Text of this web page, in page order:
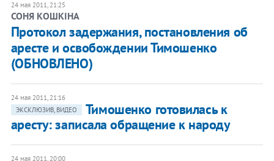
24 мая 2011, 21:25
СОНЯ КОШКІНА
Протокол задержания, постановления об
аресте и освобождении Тимошенко
(ОБНОВЛЕНО)
24 мая 2011, 21:16
ЭКСКЛЮЗИВ, ВИДЕО
Тимошенко готовилась к
аресту: записала обращение к народу
24 мая 2011, 20:00